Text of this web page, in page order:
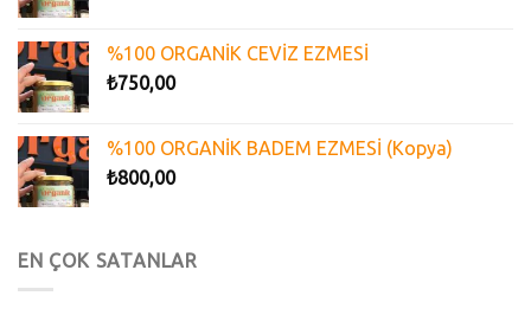
%100 ORGANİK CEVİZ EZMESİ
₺750,00
%100 ORGANİK BADEM EZMESİ (Kopya)
₺800,00
EN ÇOK SATANLAR